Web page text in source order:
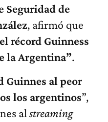
Seguridad de
, afirmó que
récord Guinness
la Argentina”.
Guinnes al peor
los argentinos”,
al streaming